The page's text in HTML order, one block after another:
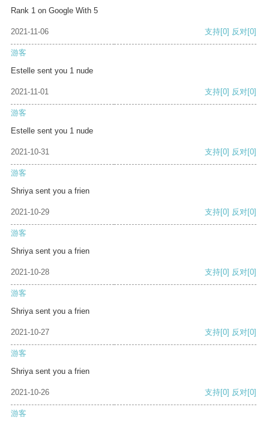
Rank 1 on Google With 5
2021-11-06 支持[0] 反对[0]
游客
Estelle sent you 1 nude
2021-11-01 支持[0] 反对[0]
游客
Estelle sent you 1 nude
2021-10-31 支持[0] 反对[0]
游客
Shriya sent you a frien
2021-10-29 支持[0] 反对[0]
游客
Shriya sent you a frien
2021-10-28 支持[0] 反对[0]
游客
Shriya sent you a frien
2021-10-27 支持[0] 反对[0]
游客
Shriya sent you a frien
2021-10-26 支持[0] 反对[0]
游客